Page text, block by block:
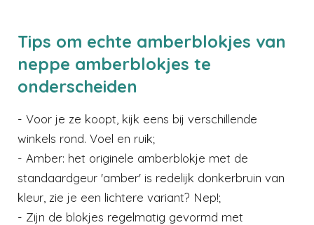
Tips om echte amberblokjes van
neppe amberblokjes te
onderscheiden
- Voor je ze koopt, kijk eens bij verschillende
winkels rond. Voel en ruik;
- Amber: het originele amberblokje met de
standaardgeur 'amber' is redelijk donkerbruin van
kleur, zie je een lichtere variant? Nep!;
- Zijn de blokjes regelmatig gevormd met